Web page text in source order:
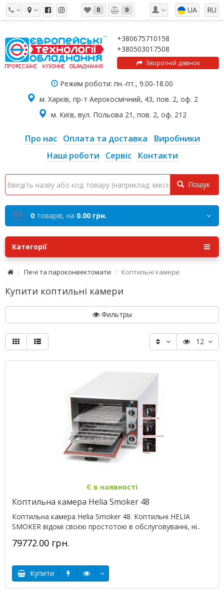
RU
UA
0 0
+380675710158
+380503017508
Зворотній дзвінок
Режим роботи: пн.-пт., 9.00-18.00
м. Харків, пр-т Аерокосмічний, 43, пов. 2, оф. 2
м. Київ, вул. Польова 21, пов. 2, оф. 212
Про нас Оплата та доставка
Виробники
Наші роботи
Сервіс Контакти
Пошук
0 товарів, на 0.00 грн.
Категорії
Печі та пароконвектомати Коптильні камери
Купити коптильні камери
Фильтры
12
Є в наявності
Коптильна камера Helia Smoker 48
Коптильна камера Helia Smoker 48. Коптильні HELIA
SMOKER відомі своєю простотою в обслуговуванні, ні..
79772.00 грн.
Купити